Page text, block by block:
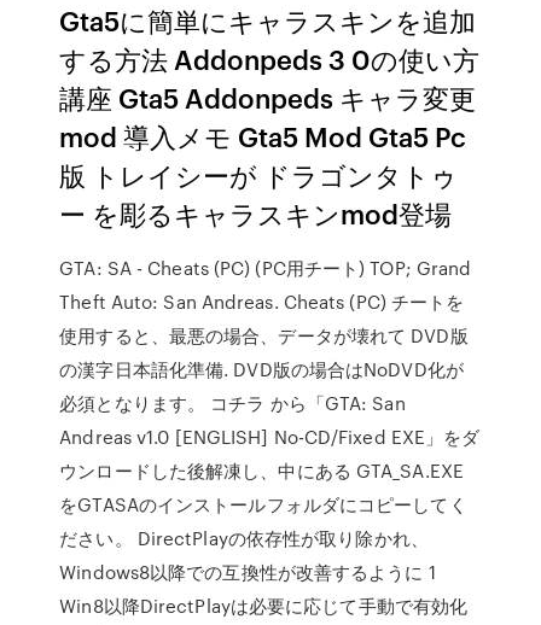
Gta5に簡単にキャラスキンを追加
する方法 Addonpeds 3 0の使い方
講座 Gta5 Addonpeds キャラ変更
mod 導入メモ Gta5 Mod Gta5 Pc
版 トレイシーが ドラゴンタトゥ
ー を彫るキャラスキンmod登場
GTA: SA - Cheats (PC) (PC用チート) TOP; Grand
Theft Auto: San Andreas. Cheats (PC) チートを
使用すると、最悪の場合、データが壊れて DVD版
の漢字日本語化準備. DVD版の場合はNoDVD化が
必須となります。 コチラ から「GTA: San
Andreas v1.0 [ENGLISH] No-CD/Fixed EXE」をダ
ウンロードした後解凍し、中にある GTA_SA.EXE
をGTASAのインストールフォルダにコピーしてく
ださい。 DirectPlayの依存性が取り除かれ、
Windows8以降での互換性が改善するように 1
Win8以降DirectPlayは必要に応じて手動で有効化